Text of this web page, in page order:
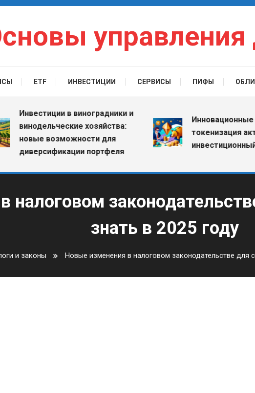
управления
ETF ИНВЕСТИЦИИ СЕРВИСЫ ПИФЫ
Инвестиции в виноградники и
винодельческие хозяйства:
новые возможности для
диверсификации портфеля
Инновационные
токенизация
инвестиционный
налоговом
знать в 2025 году
и законы Новые изменения в налоговом законодательстве для